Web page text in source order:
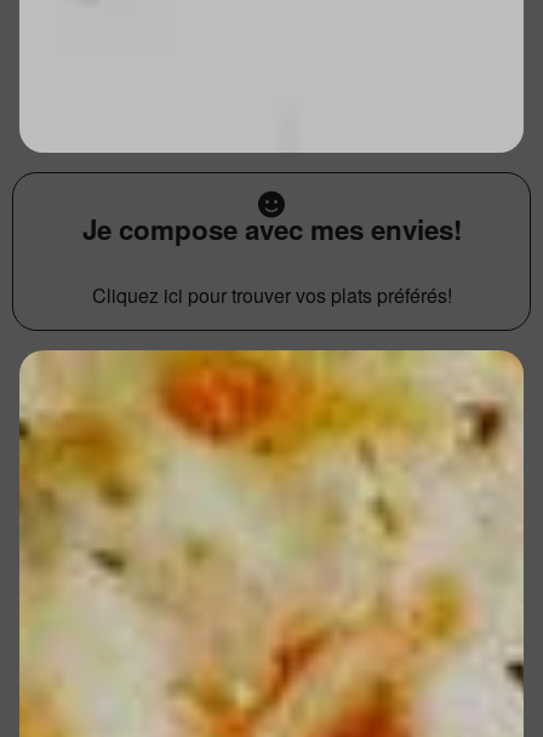
Je compose avec mes envies!
Cliquez ici pour trouver vos plats préférés!